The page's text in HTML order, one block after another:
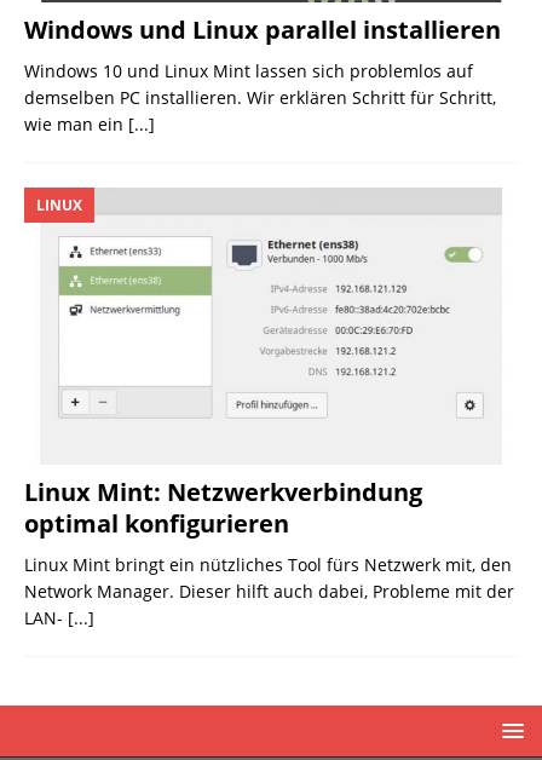
Windows und Linux parallel installieren
Windows 10 und Linux Mint lassen sich problemlos auf
demselben PC installieren. Wir erklären Schritt für Schritt,
wie man ein [...]
Linux Mint: Netzwerkverbindung
optimal konfigurieren
LINUX
Linux Mint bringt ein nützliches Tool fürs Netzwerk mit, den
Network Manager. Dieser hilft auch dabei, Probleme mit der
LAN- [...]